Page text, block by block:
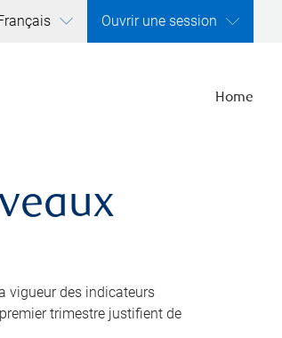
Ouvrir une session
Home
vigueur des indicateurs
trimestre justifient de